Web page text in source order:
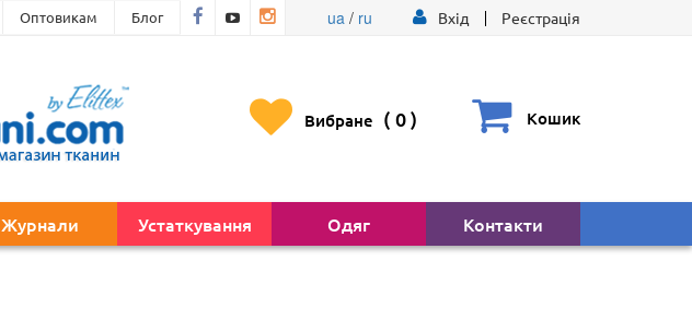
Оптовикам Блог ua/ ru Вхід Реєстрація
Вибране ( 0) Кошик
Журнали Устаткування Одяг Контакти